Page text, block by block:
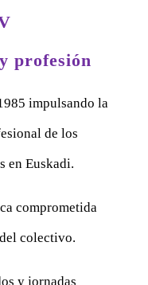
profesión
impulsando la
de los
en Euskadi.
comprometida
colectivo.
y jornadas